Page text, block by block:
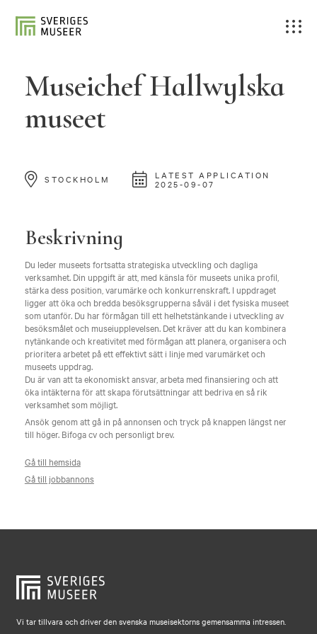
Museichef Hallwylska
museet
STOCKHOLM
LATEST APPLICATION
2025-09-07
Beskrivning
Du leder museets fortsatta strategiska utveckling och dagliga
verksamhet. Din uppgift är att, med känsla för museets unika profil,
stärka dess position, varumärke och konkurrenskraft. I uppdraget
ligger att öka och bredda besöksgrupperna såväl i det fysiska museet
som utanför. Du har förmågan till ett helhetstänkande i utveckling av
besöksmålet och museiupplevelsen. Det kräver att du kan kombinera
nytänkande och kreativitet med förmågan att planera, organisera och
prioritera arbetet på ett effektivt sätt i linje med varumärket och
museets uppdrag.
Du är van att ta ekonomiskt ansvar, arbeta med finansiering och att
öka intäkterna för att skapa förutsättningar att bedriva en så rik
verksamhet som möjligt.
Ansök genom att gå in på annonsen och tryck på knappen längst ner
till höger. Bifoga cv och personligt brev.
Gå till hemsida
Gå till jobbannons
Vi tar tillvara och driver den svenska museisektorns gemensamma intressen.